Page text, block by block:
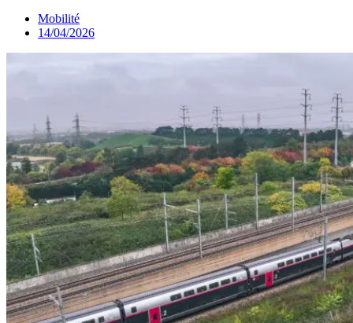
Mobilité
14/04/2026